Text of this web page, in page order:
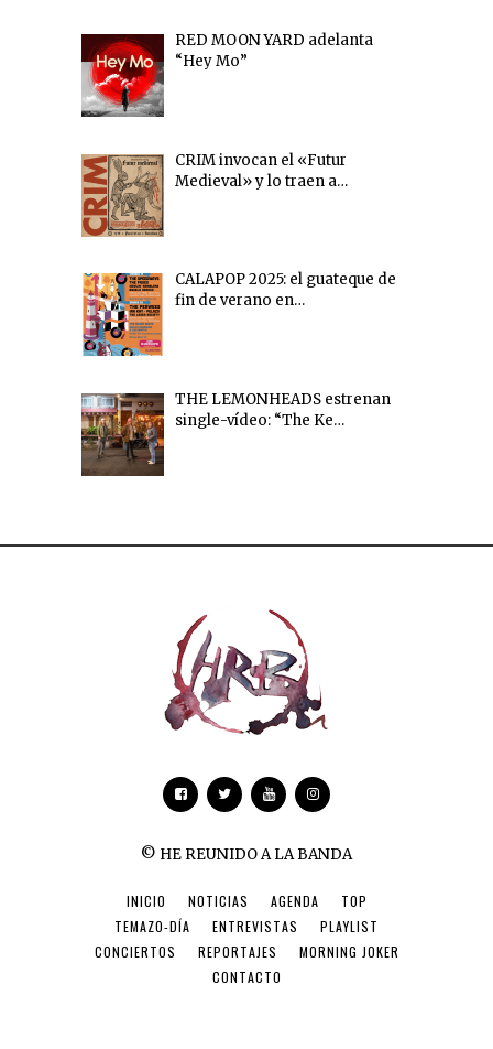
RED MOON YARD adelanta
“Hey Mo”
CRIM invocan el «Futur
Medieval» y lo traen a…
CALAPOP 2025: el guateque de
fin de verano en…
THE LEMONHEADS estrenan
single-vídeo: “The Ke…
© HE REUNIDO A LA BANDA
INICIO NOTICIAS AGENDA
TOP
TEMAZO-DÍA
ENTREVISTAS
PLAYLIST
CONCIERTOS
REPORTAJES
MORNING JOKER
CONTACTO